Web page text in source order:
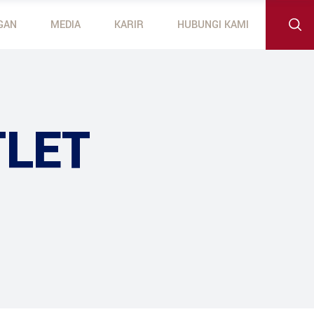
MEDIA KARIR
HUBUNGI KAMI